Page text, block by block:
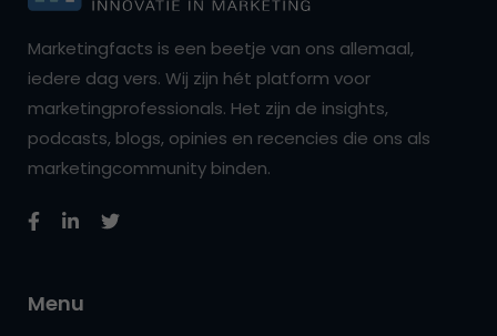
Marketingfacts is een beetje van ons allemaal,
iedere dag vers. Wij zijn hét platform voor
marketingprofessionals. Het zijn de insights,
podcasts, blogs, opinies en recencies die ons als
marketingcommunity binden.
Menu